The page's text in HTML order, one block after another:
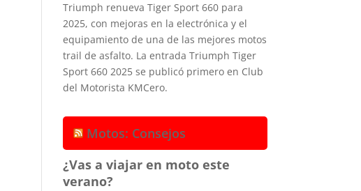
Triumph renueva Tiger Sport 660 para
2025, con mejoras en la electrónica y el
equipamiento de una de las mejores motos
trail de asfalto. La entrada Triumph Tiger
Sport 660 2025 se publicó primero en Club
del Motorista KMCero.
Motos: Consejos
¿Vas a viajar en moto este
verano?